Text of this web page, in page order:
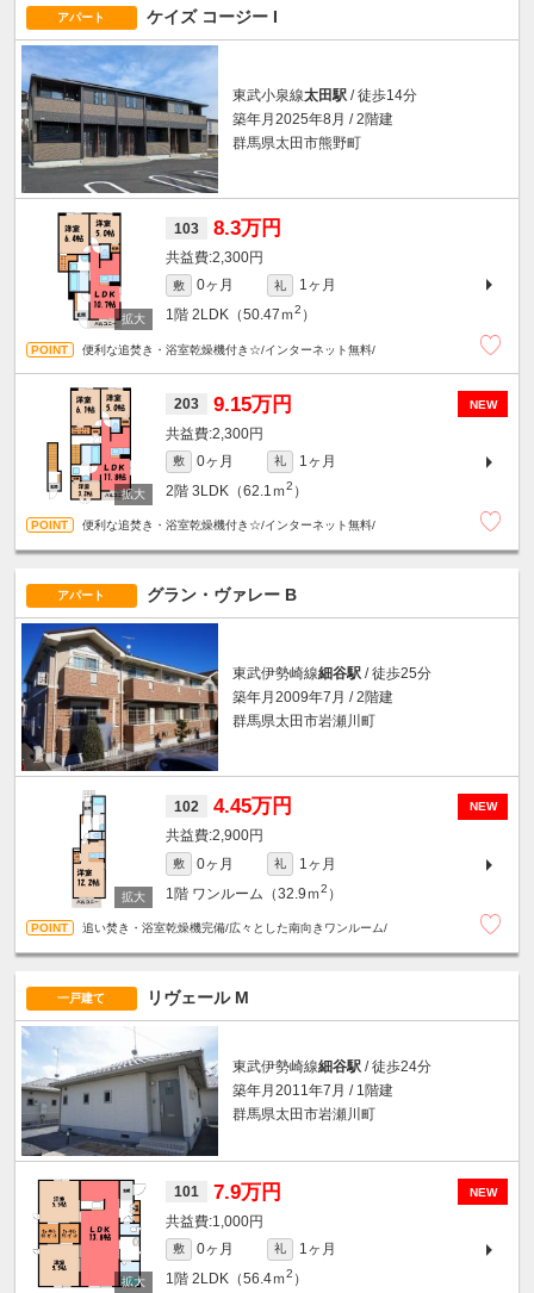
アパート ケイズ コージー I
東武小泉線太田駅 / 徒歩14分
築年月2025年8月 / 2階建
群馬県太田市熊野町
103 8.3万円
2,300円
敷 0ヶ月 礼
1ヶ月
1階 2LDK（50.47ｍ2 ）
便利な追焚き・浴室乾燥機付き☆/インターネット無料/
NEW
203 9.15万円
2,300円
敷 0ヶ月 礼
1ヶ月
2階 3LDK（62.1ｍ2 ）
便利な追焚き・浴室乾燥機付き☆/インターネット無料/
アパート グラン・ヴァレー B
東武伊勢崎線細谷駅 / 徒歩25分
築年月2009年7月 / 2階建
群馬県太田市岩瀬川町
NEW
102 4.45万円
2,900円
敷 0ヶ月 礼
1ヶ月
1階 ワンルーム（32.9ｍ2 ）
追い焚き・浴室乾燥機完備/広々とした南向きワンルーム/
一戸建て リヴェール M
東武伊勢崎線細谷駅 / 徒歩24分
築年月2011年7月 / 1階建
群馬県太田市岩瀬川町
NEW
101 7.9万円
1,000円
敷 0ヶ月 礼
1ヶ月
1階 2LDK（56.4ｍ2 ）